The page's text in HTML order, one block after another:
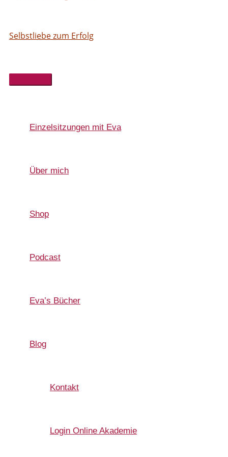
Hauptmenü
Einzelsitzungen mit Eva
Über mich
Shop
Podcast
Eva’s Bücher
Blog
Kontakt
Login Online Akademie